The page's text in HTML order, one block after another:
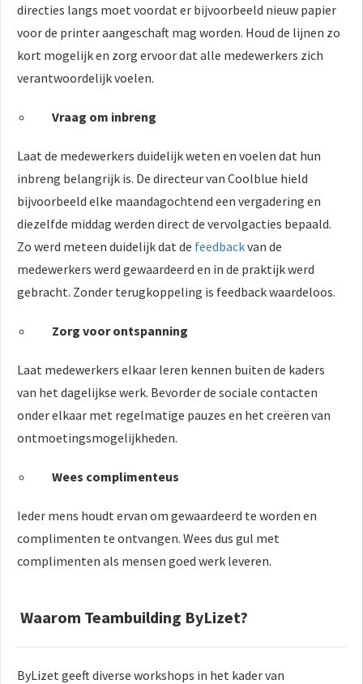
directies langs moet voordat er bijvoorbeeld nieuw papier
voor de printer aangeschaft mag worden. Houd de lijnen zo
kort mogelijk en zorg ervoor dat alle medewerkers zich
verantwoordelijk voelen.
Vraag om inbreng
Laat de medewerkers duidelijk weten en voelen dat hun
inbreng belangrijk is. De directeur van Coolblue hield
bijvoorbeeld elke maandagochtend een vergadering en
diezelfde middag werden direct de vervolgacties bepaald.
Zo werd meteen duidelijk dat de feedbackvan de
medewerkers werd gewaardeerd en in de praktijk werd
gebracht. Zonder terugkoppeling is feedback waardeloos.
Zorg voor ontspanning
Laat medewerkers elkaar leren kennen buiten de kaders
van het dagelijkse werk. Bevorder de sociale contacten
onder elkaar met regelmatige pauzes en het creëren van
ontmoetingsmogelijkheden.
Wees complimenteus
Ieder mens houdt ervan om gewaardeerd te worden en
complimenten te ontvangen. Wees dus gul met
complimenten als mensen goed werk leveren.
Waarom Teambuilding ByLizet?
ByLizet geeft diverse workshops in het kader van